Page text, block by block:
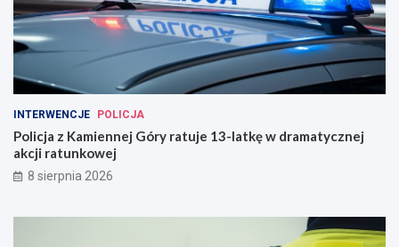
INTERWENCJE POLICJA
Policja z Kamiennej Góry ratuje 13-latkę w dramatycznej
akcji ratunkowej
8 sierpnia 2026